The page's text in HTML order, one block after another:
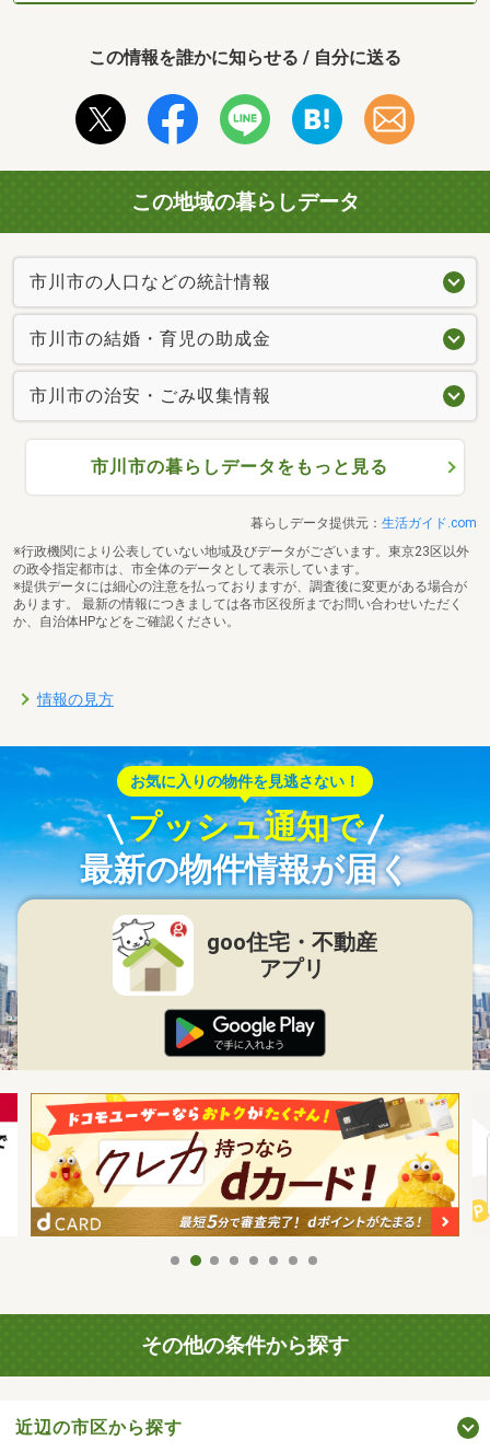
この情報を誰かに知らせる / 自分に送る
この地域の暮らしデータ
市川市の人口などの統計情報
市川市の結婚・育児の助成金
市川市の治安・ごみ収集情報
市川市の暮らしデータをもっと見る
暮らしデータ提供元： 生活ガイド.com
※行政機関により公表していない地域及びデータがございます。東京23区以外
の政令指定都市は、市全体のデータとして表示しています。
※提供データには細心の注意を払っておりますが、調査後に変更がある場合が
あります。 最新の情報につきましては各市区役所までお問い合わせいただく
か、自治体HPなどをご確認ください。
情報の見方
お気に入りの物件を見逃さない！
プッシュ通知で
最新の物件情報が届く
goo住宅・不動産
アプリ
その他の条件から探す
近辺の市区から探す